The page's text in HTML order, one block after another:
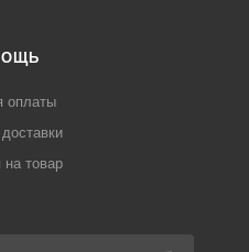
оплаты
на товар